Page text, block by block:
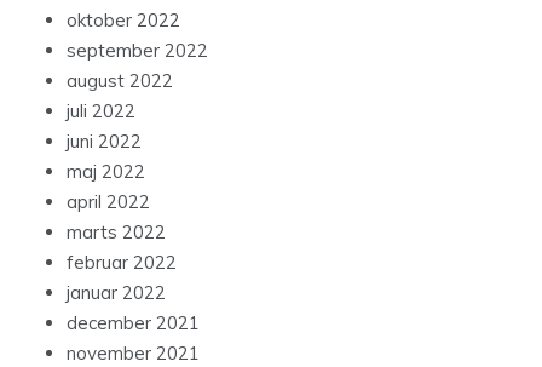
oktober 2022
september 2022
august 2022
juli 2022
juni 2022
maj 2022
april 2022
marts 2022
februar 2022
januar 2022
december 2021
november 2021